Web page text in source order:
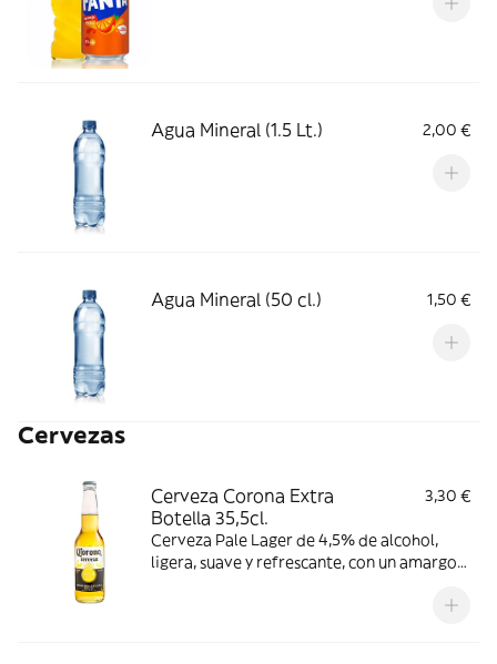
Agua Mineral (1.5 Lt.) 2,00 €
Agua Mineral (50 cl.) 1,50 €
Cervezas
Cerveza Corona Extra
Botella 35,5cl.
3,30 €
Cerveza Pale Lager de 4,5% de alcohol,
ligera, suave y refrescante, con un amargor